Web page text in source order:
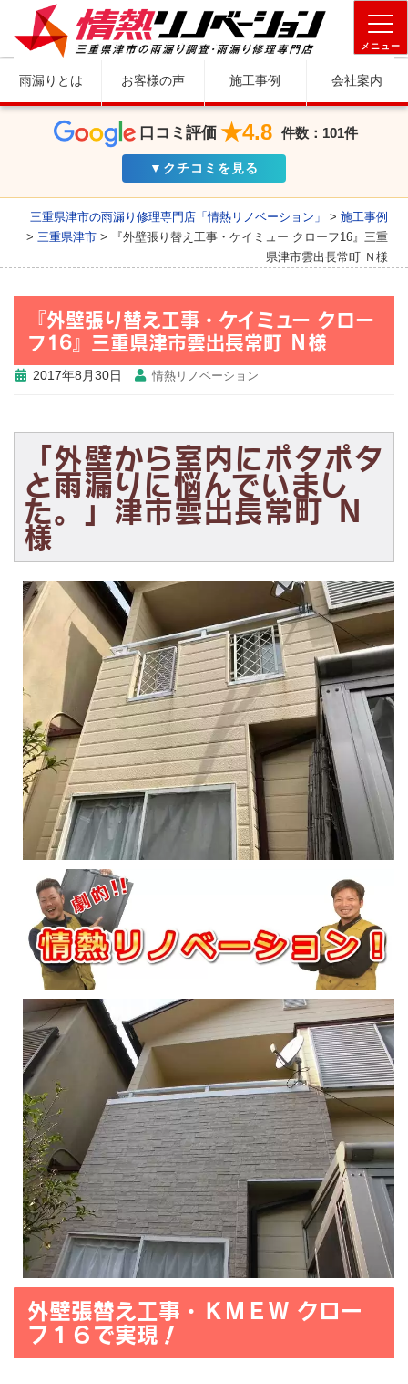
メニュー
雨漏りとは お客様の声 施工事例 会社案内
口コミ評価 ★4.8 件数：101件
▼クチコミを見る
三重県津市の雨漏り修理専門店「情熱リノベーション」 > 施工事例
> 三重県津市>
『外壁張り替え工事・ケイミュー クローフ16』三重
県津市雲出長常町 Ｎ様
『外壁張り替え工事・ケイミュー クロー
フ16』三重県津市雲出長常町 Ｎ様
2017年8月30日 情熱リノベーション
「外壁から室内にポタポタ
と雨漏りに悩んでいまし
た。」津市雲出長常町 Ｎ
様
外壁張替え工事・ＫＭＥＷ クロー
フ１６ で実現！